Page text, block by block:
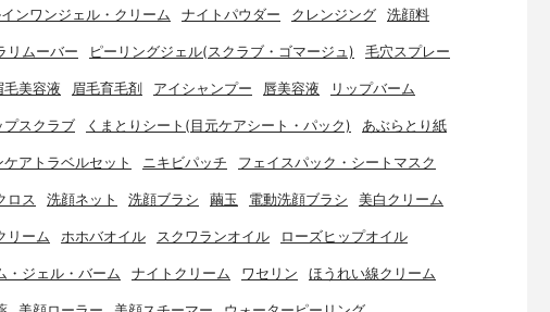
ンワンジェル・クリーム ナイトパウダー クレンジング 洗顔料
リムーバー ピーリングジェル(スクラブ・ゴマージュ) 毛穴スプレー
毛美容液 眉毛育毛剤 アイシャンプー 唇美容液 リップバーム
プスクラブ くまとりシート(目元ケアシート・パック) あぶらとり紙
ケアトラベルセット ニキビパッチ フェイスパック・シートマスク
ロス 洗顔ネット 洗顔ブラシ 繭玉 電動洗顔ブラシ 美白クリーム
リーム ホホバオイル スクワランオイル ローズヒップオイル
・ジェル・バーム ナイトクリーム ワセリン ほうれい線クリーム